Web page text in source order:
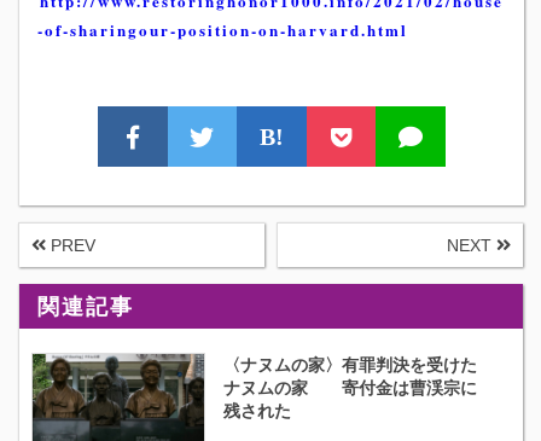
-of-sharingour-position-on-harvard.html
B!
PREV NEXT
関連記事
〈ナヌムの家〉有罪判決を受けた
ナヌムの家 寄付金は曹渓宗に
残された